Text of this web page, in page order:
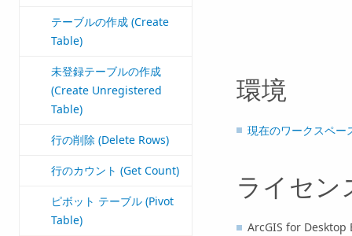
テーブルの作成 (Create
Table)
未登録テーブルの作成
(Create Unregistered
Table)
行の削除 (Delete Rows)
行のカウント (Get Count)
ピボット テーブル (Pivot
Table)
環境
現在のワークスペー
ライセン
ArcGIS for Desktop